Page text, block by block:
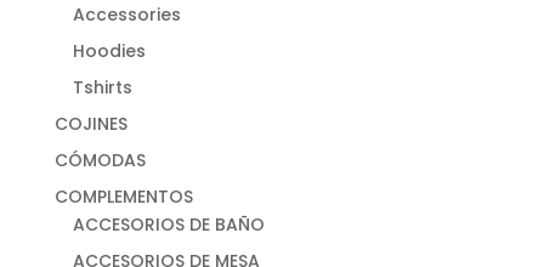
Accessories
Hoodies
Tshirts
COJINES
CÓMODAS
COMPLEMENTOS
ACCESORIOS DE BAÑO
ACCESORIOS DE MESA